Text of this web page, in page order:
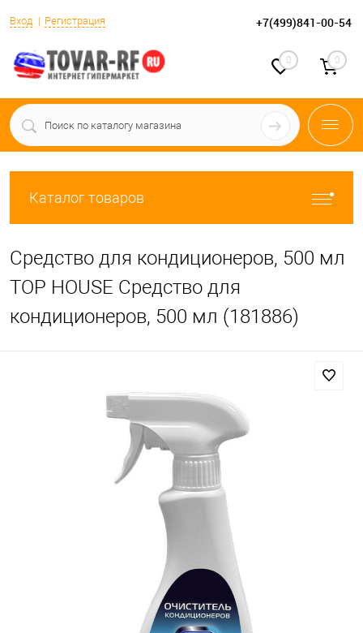
Вход Регистрация +7(499)841-00-54
0 0
Каталог товаров
Средство для кондиционеров, 500 мл
TOP HOUSE Средство для
кондиционеров, 500 мл (181886)